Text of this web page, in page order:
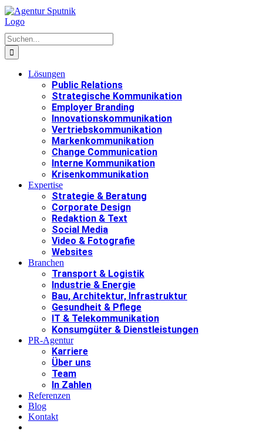
Zum
Inhalt
springen
Suche
nach:
Lösungen
Public Relations
Strategische Kommunikation
Employer Branding
Innovationskommunikation
Vertriebskommunikation
Markenkommunikation
Change Communication
Interne Kommunikation
Krisenkommunikation
Expertise
Strategie & Beratung
Corporate Design
Redaktion & Text
Social Media
Video & Fotografie
Websites
Branchen
Transport & Logistik
Industrie & Energie
Bau, Architektur, Infrastruktur
Gesundheit & Pflege
IT & Telekommunikation
Konsumgüter & Dienstleistungen
PR-Agentur
Karriere
Über uns
Team
In Zahlen
Referenzen
Blog
Kontakt